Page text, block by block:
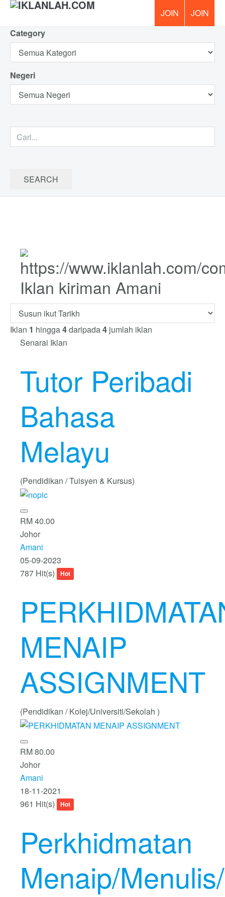
Category
Negeri
Iklan kiriman Amani
Iklan 1 hingga4daripada4 jumlah iklan
Senarai Iklan
Tutor Peribadi
Bahasa
Melayu
(Pendidikan / Tuisyen & Kursus)
RM 40.00
Johor
Amani
05-09-2023
787 Hit(s)
Hot
MENAIP
ASSIGNMENT
(Pendidikan / Kolej/Universiti/Sekolah )
RM 80.00
Johor
Amani
18-11-2021
961 Hit(s)
Hot
Perkhidmatan
Menaip/